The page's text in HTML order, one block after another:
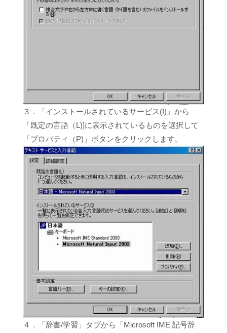
３．「インストールされているサービス(I)」から
「既定の言語（L)]に表示されているものを選択して
「プロパティ（P)」ボタンをクリックします。
４．「辞書/学習」タブから「Microsoft IME 記号辞